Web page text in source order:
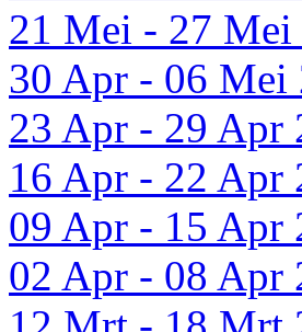
21 Mei - 27 Mei
30 Apr - 06 Mei
23 Apr - 29 Apr
16 Apr - 22 Apr
09 Apr - 15 Apr
02 Apr - 08 Apr